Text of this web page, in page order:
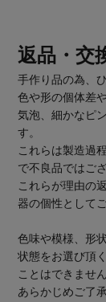
返品・交
手作り品の為、
色や形の個体差
気泡、細かなピ
す。
これらは製造過
で不良品ではご
これらが理由の
器の個性として
色味や模様、形
状態をお選び頂
ことはできません
あらかじめご了